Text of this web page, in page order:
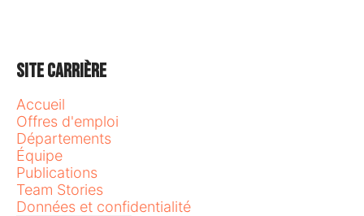
Site carrière
Accueil
Offres d'emploi
Départements
Équipe
Publications
Team Stories
Données et confidentialité